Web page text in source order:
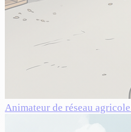
Animateur de réseau